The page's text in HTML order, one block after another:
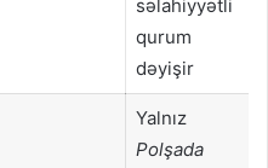
səlahiyyətli
qurum
dəyişir
Yalnız
Polşada